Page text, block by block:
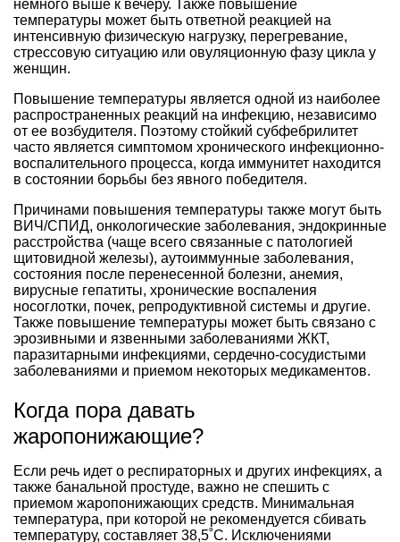
немного выше к вечеру. Также повышение
температуры может быть ответной реакцией на
интенсивную физическую нагрузку, перегревание,
стрессовую ситуацию или овуляционную фазу цикла у
женщин.
Повышение температуры является одной из наиболее
распространенных реакций на инфекцию, независимо
от ее возбудителя. Поэтому стойкий субфебрилитет
часто является симптомом хронического инфекционно-
воспалительного процесса, когда иммунитет находится
в состоянии борьбы без явного победителя.
Причинами повышения температуры также могут быть
ВИЧ/СПИД, онкологические заболевания, эндокринные
расстройства (чаще всего связанные с патологией
щитовидной железы), аутоиммунные заболевания,
состояния после перенесенной болезни, анемия,
вирусные гепатиты, хронические воспаления
носоглотки, почек, репродуктивной системы и другие.
Также повышение температуры может быть связано с
эрозивными и язвенными заболеваниями ЖКТ,
паразитарными инфекциями, сердечно-сосудистыми
заболеваниями и приемом некоторых медикаментов.
Когда пора давать
жаропонижающие?
Если речь идет о респираторных и других инфекциях, а
также банальной простуде, важно не спешить с
приемом жаропонижающих средств. Минимальная
температура, при которой не рекомендуется сбивать
температуру, составляет 38,5˚C. Исключениями